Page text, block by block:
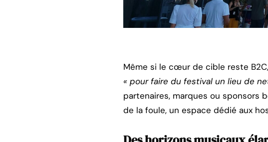
Même si le cœur de cible reste
« pour faire du festival un lieu de
partenaires, marques ou sponsors
de la foule, un espace dédié aux